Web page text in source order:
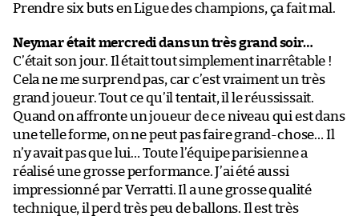
Prendre six buts en Ligue des champions, ça fait mal.
Neymar était mercredi dans un très grand soir…
C’était son jour. Il était tout simplement inarrêtable !
Cela ne me surprend pas, car c’est vraiment un très
grand joueur. Tout ce qu’il tentait, il le réussissait.
Quand on affronte un joueur de ce niveau qui est dans
une telle forme, on ne peut pas faire grand-chose… Il
n’y avait pas que lui… Toute l’équipe parisienne a
réalisé une grosse performance. J’ai été aussi
impressionné par Verratti. Il a une grosse qualité
technique, il perd très peu de ballons. Il est très